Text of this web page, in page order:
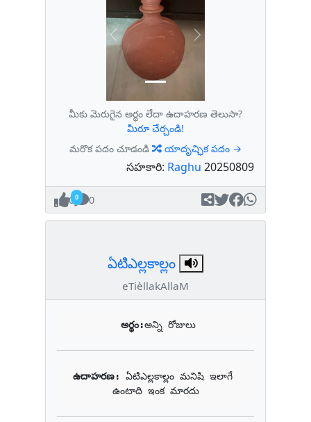
Previous Next
మీకు మెరుగైన అర్థం లేదా ఉదాహరణ తెలుసా?
మీరూ చేర్చండి!
మరొక పదం చూడండి
యాదృచ్ఛిక పదం →
సహకారి: Raghu 20250809
0 0
ఏటిఎల్లకాల్లం
eTièllakAllaM
అర్థం:అన్ని రోజులు
ఉదాహరణ: ఏటిఎల్లకాల్లం మనిషి ఇలాగే
ఉంటాది ఇంక మారదు